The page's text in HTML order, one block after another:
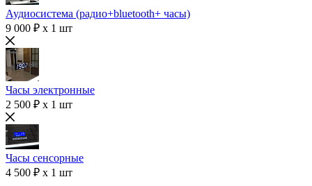
Аудиосистема (радио+bluetooth+ часы)
9 000 ₽ x 1 шт
Часы электронные
2 500 ₽ x 1 шт
Часы сенсорные
4 500 ₽ x 1 шт